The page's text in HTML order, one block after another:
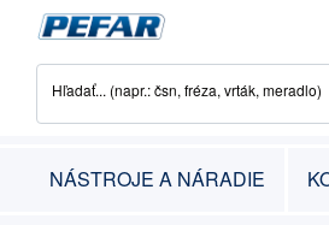
Hľadať... (napr.: čsn, fréza, vrták, meradlo)
NÁSTROJE A NÁRADIE
položka
0.00€